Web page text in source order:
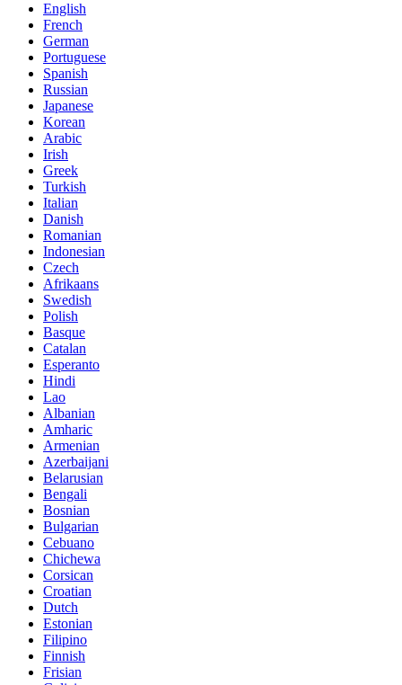
English
French
German
Portuguese
Spanish
Russian
Japanese
Korean
Arabic
Irish
Greek
Turkish
Italian
Danish
Romanian
Indonesian
Czech
Afrikaans
Swedish
Polish
Basque
Catalan
Esperanto
Hindi
Lao
Albanian
Amharic
Armenian
Azerbaijani
Belarusian
Bengali
Bosnian
Bulgarian
Cebuano
Chichewa
Corsican
Croatian
Dutch
Estonian
Filipino
Finnish
Frisian